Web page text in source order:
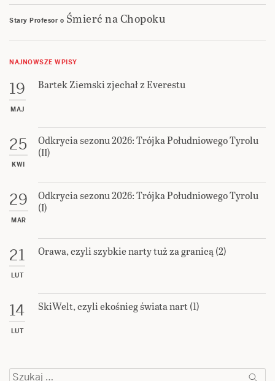
Stary Profesor o Śmierć na Chopoku
NAJNOWSZE WPISY
19
MAJ
Bartek Ziemski zjechał z Everestu
25
KWI
Odkrycia sezonu 2026: Trójka Południowego Tyrolu
(II)
29
MAR
Odkrycia sezonu 2026: Trójka Południowego Tyrolu
(I)
21
LUT
Orawa, czyli szybkie narty tuż za granicą (2)
14
LUT
SkiWelt, czyli ekośnieg świata nart (1)
Szukaj: